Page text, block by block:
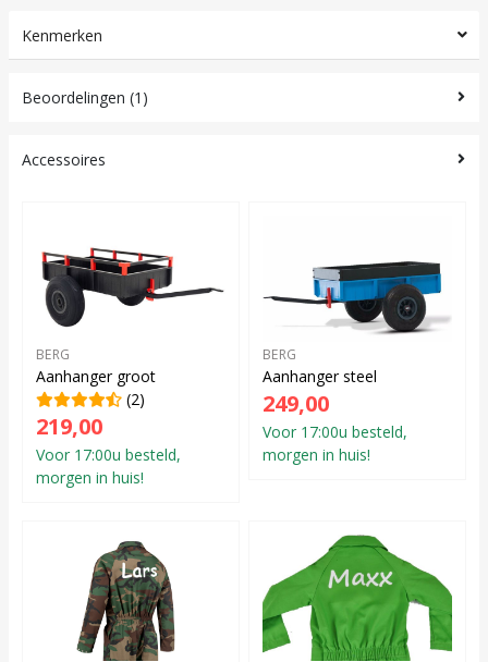
Kenmerken
Beoordelingen (1)
Accessoires
BERG
Aanhanger groot
(2)
219,00
Voor 17:00u besteld,
morgen in huis!
BERG
Aanhanger steel
249,00
Voor 17:00u besteld,
morgen in huis!